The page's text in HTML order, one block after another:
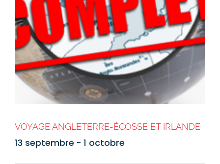
VOYAGE ANGLETERRE-ÉCOSSE ET IRLANDE
13 septembre - 1 octobre